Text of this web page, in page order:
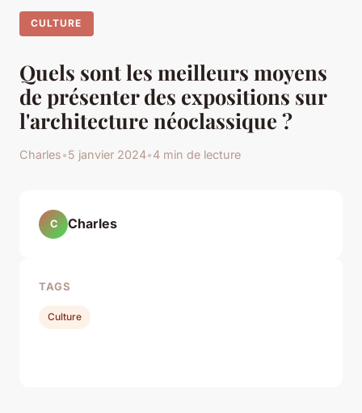
CULTURE
Quels sont les meilleurs moyens
de présenter des expositions sur
l'architecture néoclassique ?
Charles•5 janvier 2024•4 min de lecture
C Charles
TAGS
Culture